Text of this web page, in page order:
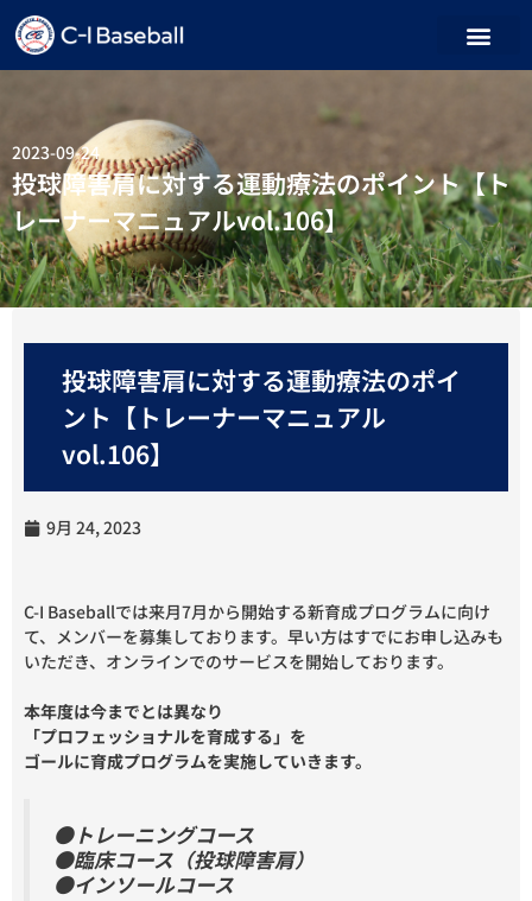
2023-09-24
投球障害肩に対する運動療法のポイント【ト
レーナーマニュアルvol.106】
投球障害肩に対する運動療法のポイ
ント【トレーナーマニュアル
vol.106】
9月 24, 2023
C-I Baseballでは来月7月から開始する新育成プログラムに向け
て、メンバーを募集しております。早い方はすでにお申し込みも
いただき、オンラインでのサービスを開始しております。
本年度は今までとは異なり
「プロフェッショナルを育成する」を
ゴールに育成プログラムを実施していきます。
●トレーニングコース
●臨床コース（投球障害肩）
●インソールコース